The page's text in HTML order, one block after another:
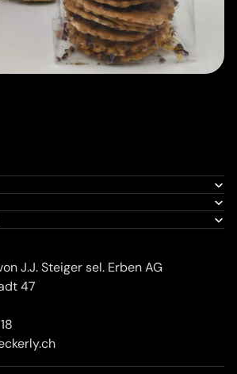
J.J. Steiger sel. Erben AG
47